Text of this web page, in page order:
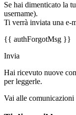
Se hai dimenticato la
username).
Ti verrà inviata una e-
{{ authForgotMsg }}
Invia
Hai ricevuto nuove
per leggerle.
Vai alle comunicazioni